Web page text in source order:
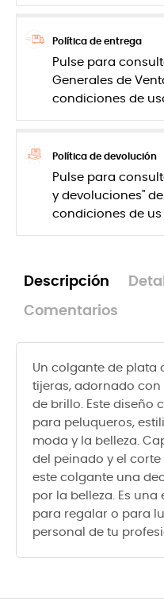
Política de entrega
Pulse para
Generales de
condiciones de
Política de devolución
Pulse para
y devoluciones"
condiciones de us
Descripción
Comentarios
Un colgante de plata
tijeras, adornado
de brillo. Este diseño
para peluqueros,
moda y la belleza.
del peinado y el
este colgante una
por la belleza. Es
para regalar o para
personal de tu